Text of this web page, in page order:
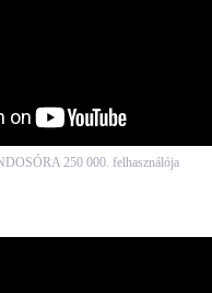
250 000. felhasználója